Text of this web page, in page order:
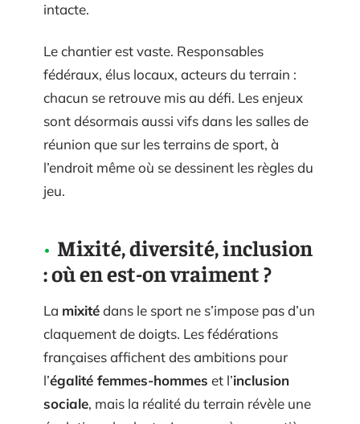
intacte.
Le chantier est vaste. Responsables
fédéraux, élus locaux, acteurs du terrain :
chacun se retrouve mis au défi. Les enjeux
sont désormais aussi vifs dans les salles de
réunion que sur les terrains de sport, à
l’endroit même où se dessinent les règles du
jeu.
Mixité, diversité, inclusion
: où en est-on vraiment ?
La mixitédans le sport ne s’impose pas d’un
claquement de doigts. Les fédérations
françaises affichent des ambitions pour
l’égalité femmes-hommes et l’inclusion
sociale, mais la réalité du terrain révèle une